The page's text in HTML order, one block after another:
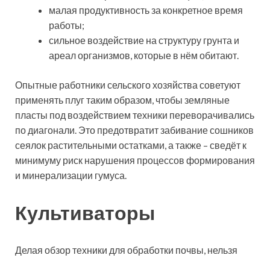
малая продуктивность за конкретное время
работы;
сильное воздействие на структуру грунта и
ареал организмов, которые в нём обитают.
Опытные работники сельского хозяйства советуют
применять плуг таким образом, чтобы земляные
пласты под воздействием техники переворачивались
по диагонали. Это предотвратит забивание сошников
сеялок растительными остатками, а также – сведёт к
минимуму риск нарушения процессов формирования
и минерализации гумуса.
Культиваторы
Делая обзор техники для обработки почвы, нельзя